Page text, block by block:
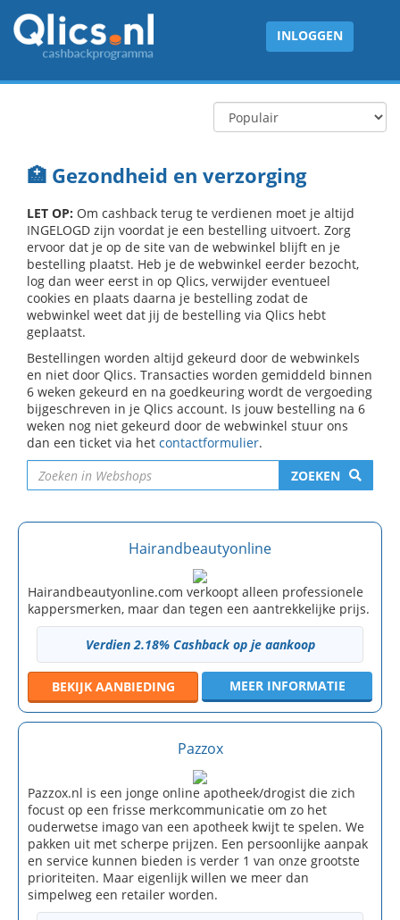
INLOGGEN
🏥 Gezondheid en verzorging
LET OP: Om cashback terug te verdienen moet je altijd
INGELOGD zijn voordat je een bestelling uitvoert. Zorg
ervoor dat je op de site van de webwinkel blijft en je
bestelling plaatst. Heb je de webwinkel eerder bezocht,
log dan weer eerst in op Qlics, verwijder eventueel
cookies en plaats daarna je bestelling zodat de
webwinkel weet dat jij de bestelling via Qlics hebt
geplaatst.
Bestellingen worden altijd gekeurd door de webwinkels
en niet door Qlics. Transacties worden gemiddeld binnen
6 weken gekeurd en na goedkeuring wordt de vergoeding
bijgeschreven in je Qlics account. Is jouw bestelling na 6
weken nog niet gekeurd door de webwinkel stuur ons
dan een ticket via het contactformulier.
ZOEKEN
Hairandbeautyonline
Hairandbeautyonline.com verkoopt alleen professionele
kappersmerken, maar dan tegen een aantrekkelijke prijs.
Verdien 2.18% Cashback op je aankoop
BEKIJK AANBIEDING MEER INFORMATIE
Pazzox
Pazzox.nl is een jonge online apotheek/drogist die zich
focust op een frisse merkcommunicatie om zo het
ouderwetse imago van een apotheek kwijt te spelen. We
pakken uit met scherpe prijzen. Een persoonlijke aanpak
en service kunnen bieden is verder 1 van onze grootste
prioriteiten. Maar eigenlijk willen we meer dan
simpelweg een retailer worden.